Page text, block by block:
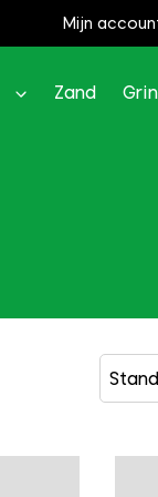
Zand
Mijn